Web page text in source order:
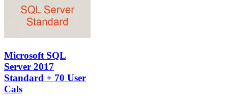
Microsoft SQL
Server 2017
Standard + 70 User
Cals